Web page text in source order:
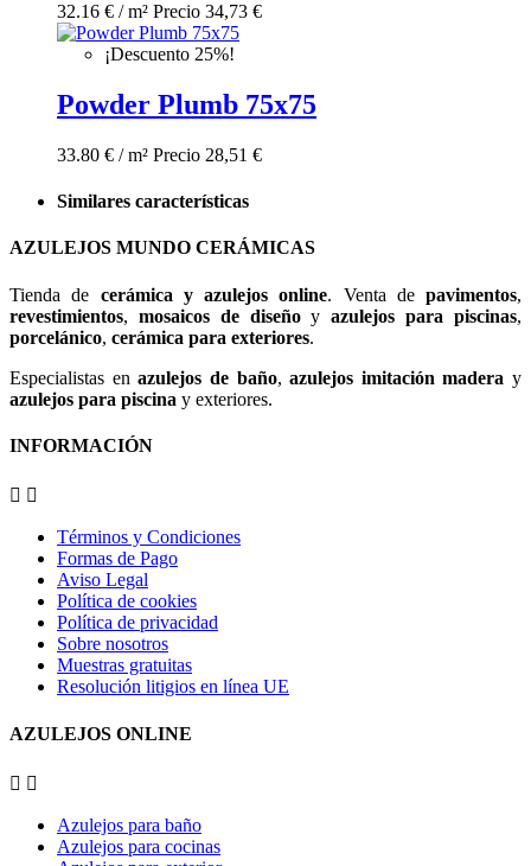
32.16 € / m² Precio 34,73 €
¡Descuento 25%!
Powder Plumb 75x75
33.80 € / m² Precio 28,51 €
Similares características
AZULEJOS MUNDO CERÁMICAS
Tienda de cerámica y azulejos online. Venta de pavimentos,
revestimientos, mosaicos de diseñoyazulejos para piscinas,
porcelánico, cerámica para exteriores.
Especialistas enazulejos de baño,azulejos imitación madera y
azulejos para piscina y exteriores.
INFORMACIÓN
 
Términos y Condiciones
Formas de Pago
Aviso Legal
Política de cookies
Política de privacidad
Sobre nosotros
Muestras gratuitas
Resolución litigios en línea UE
AZULEJOS ONLINE
 
Azulejos para baño
Azulejos para cocinas